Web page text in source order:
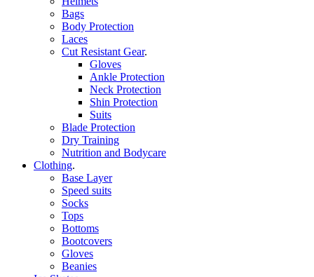
Bags
Body Protection
Laces
Cut Resistant Gear.
Gloves
Ankle Protection
Neck Protection
Shin Protection
Suits
Blade Protection
Dry Training
Nutrition and Bodycare
Clothing.
Base Layer
Speed suits
Socks
Tops
Bottoms
Bootcovers
Gloves
Beanies